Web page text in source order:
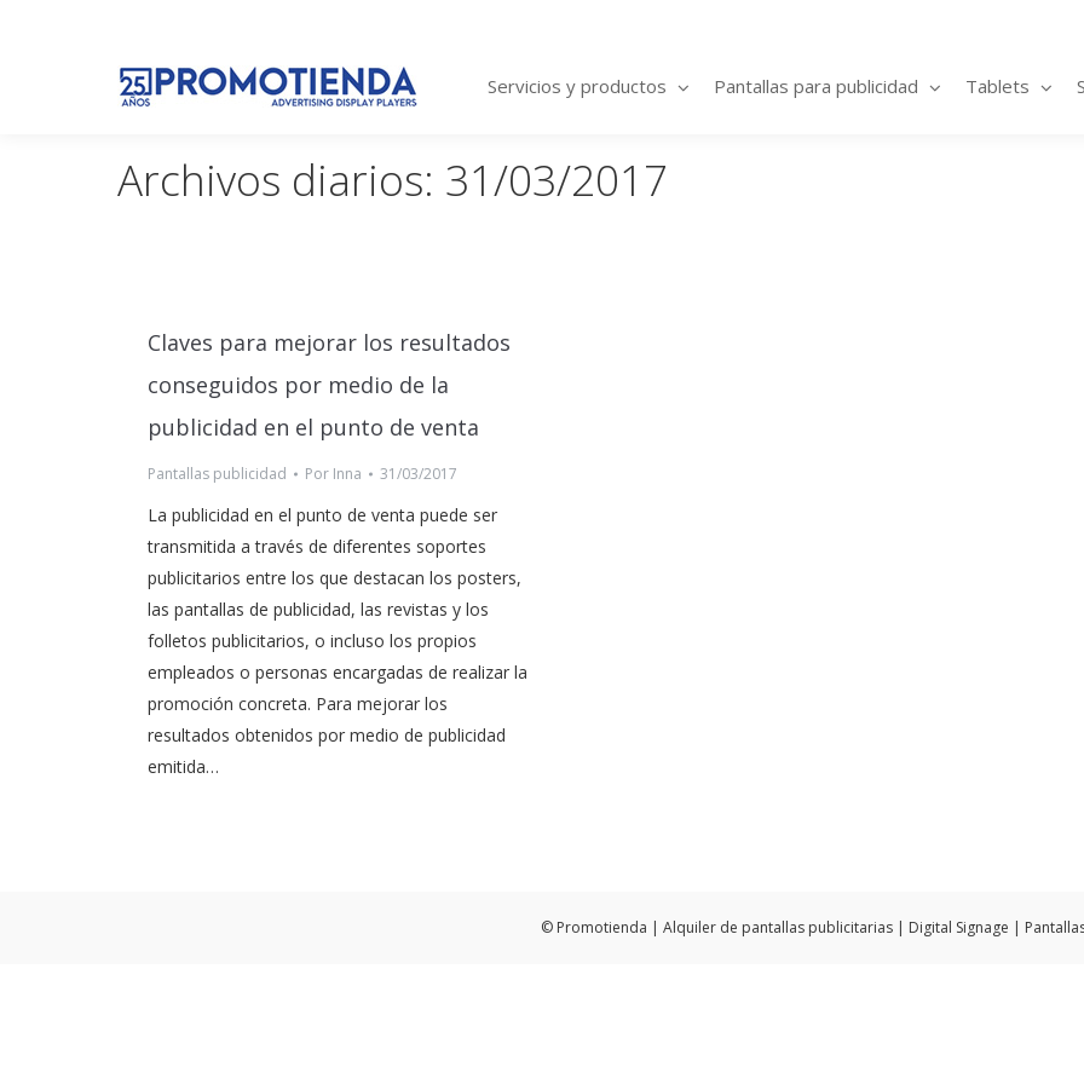
Servicios y productos Pantallas para publicidad Tablets
Archivos diarios: 31/03/2017
Claves para mejorar los resultados
conseguidos por medio de la
publicidad en el punto de venta
Pantallas publicidad Por Inna 31/03/2017
La publicidad en el punto de venta puede ser
transmitida a través de diferentes soportes
publicitarios entre los que destacan los posters,
las pantallas de publicidad, las revistas y los
folletos publicitarios, o incluso los propios
empleados o personas encargadas de realizar la
promoción concreta. Para mejorar los
resultados obtenidos por medio de publicidad
emitida…
© Promotienda | Alquiler de pantallas publicitarias | Digital Signage |